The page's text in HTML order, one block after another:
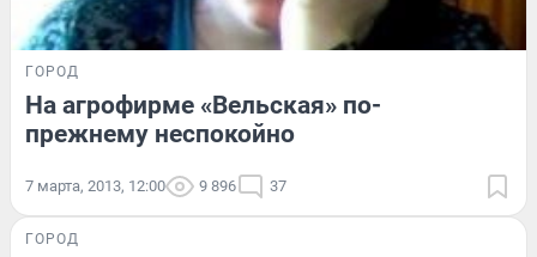
ГОРОД
На агрофирме «Вельская» по-
прежнему неспокойно
7 марта, 2013, 12:00 9 896 37
ГОРОД